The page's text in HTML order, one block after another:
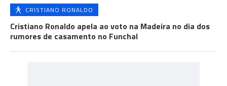
CRISTIANO RONALDO
Cristiano Ronaldo apela ao voto na Madeira no dia dos
rumores de casamento no Funchal